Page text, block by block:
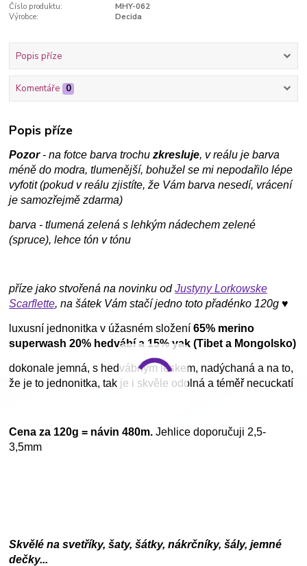
Číslo produktu:
MHY-062
Výrobce:
Decida
Popis příze
Komentáře 0
Popis příze
Pozor - na fotce barva trochuzkresluje, v reálu je barva
méně do modra, tlumenější, bohužel se mi nepodařilo lépe
vyfotit (pokud v reálu zjistíte, že Vám barva nesedí, vrácení
je samozřejmě zdarma)
barva - tlumená zelená s lehkým nádechem zelené
(spruce), lehce tón v tónu
příze jako stvořená na novinku odJustyny Lorkowske
Scarflette, na šátek Vám stačí jedno toto přadénko 120g ♥
luxusní jednonitka v úžasném složení65% merino
superwash 20% hedvábí a 15% yak (Tibet a Mongolsko)
dokonale jemná, s hedvábným leskem, nadýchaná a na to,
že je to jednonitka, tak je i skvěle odolná a téměř necuckatí
Cena za 120g = návin 480m. Jehlice doporučuji 2,5-
3,5mm
Skvělé na svetříky, šaty, šátky, nákrčníky, šály, jemné
dečky...